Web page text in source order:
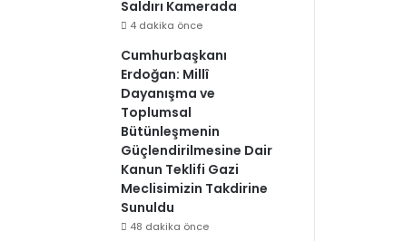
Saldırı Kamerada
4 dakika önce
Cumhurbaşkanı
Erdoğan: Millî
Dayanışma ve
Toplumsal
Bütünleşmenin
Güçlendirilmesine Dair
Kanun Teklifi Gazi
Meclisimizin Takdirine
Sunuldu
48 dakika önce